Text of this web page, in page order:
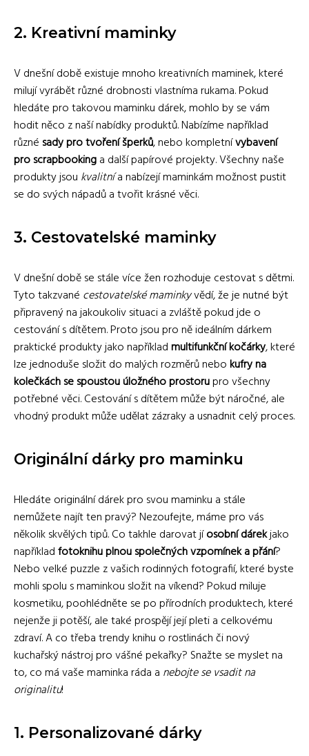
2. Kreativní maminky
V dnešní době existuje mnoho kreativních maminek, které
milují vyrábět různé drobnosti vlastníma rukama. Pokud
hledáte pro takovou maminku dárek, mohlo by se vám
hodit něco z naší nabídky produktů. Nabízíme například
různé sady pro tvoření šperků, nebo kompletnívybavení
pro scrapbookinga další papírové projekty. Všechny naše
produkty jsou kvalitnía nabízejí maminkám možnost pustit
se do svých nápadů a tvořit krásné věci.
3. Cestovatelské maminky
V dnešní době se stále více žen rozhoduje cestovat s dětmi.
Tyto takzvané cestovatelské maminkyvědí, že je nutné být
připravený na jakoukoliv situaci a zvláště pokud jde o
cestování s dítětem. Proto jsou pro ně ideálním dárkem
praktické produkty jako napříkladmultifunkční kočárky, které
lze jednoduše složit do malých rozměrů nebokufry na
kolečkách se spoustou úložného prostorupro všechny
potřebné věci. Cestování s dítětem může být náročné, ale
vhodný produkt může udělat zázraky a usnadnit celý proces.
Originální dárky pro maminku
Hledáte originální dárek pro svou maminku a stále
nemůžete najít ten pravý? Nezoufejte, máme pro vás
několik skvělých tipů. Co takhle darovat jíosobní dárekjako
napříkladfotoknihu plnou společných vzpomínek a přání?
Nebo velké puzzle z vašich rodinných fotografií, které byste
mohli spolu s maminkou složit na víkend? Pokud miluje
kosmetiku, poohlédněte se po přírodních produktech, které
nejenže ji potěší, ale také prospějí její pleti a celkovému
zdraví. A co třeba trendy knihu o rostlinách či nový
kuchařský nástroj pro vášné pekařky? Snažte se myslet na
to, co má vaše maminka ráda a nebojte se vsadit na
originalitu!
1. Personalizované dárky